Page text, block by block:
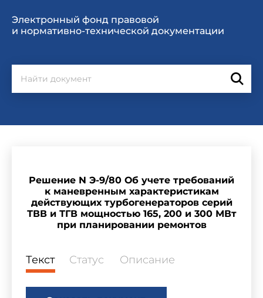
Электронный фонд правовой
и нормативно-технической документации
Решение N Э-9/80 Об учете требований
к маневренным характеристикам
действующих турбогенераторов серий
ТВВ и ТГВ мощностью 165, 200 и 300 МВт
при планировании ремонтов
Текст Статус Описание